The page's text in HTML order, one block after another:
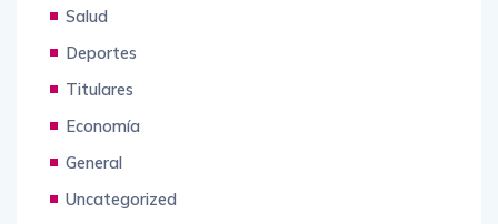
Salud
Deportes
Titulares
Economía
General
Uncategorized